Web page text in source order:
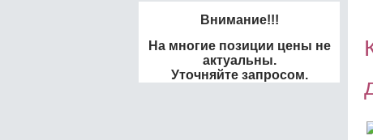
Внимание!!!
На многие позиции цены не
актуальны.
Уточняйте запросом.